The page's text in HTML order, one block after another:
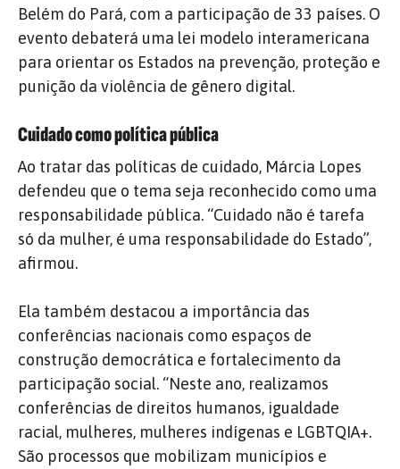
Belém do Pará, com a participação de 33 países. O
evento debaterá uma lei modelo interamericana
para orientar os Estados na prevenção, proteção e
punição da violência de gênero digital.
Cuidado como política pública
Ao tratar das políticas de cuidado, Márcia Lopes
defendeu que o tema seja reconhecido como uma
responsabilidade pública. “Cuidado não é tarefa
só da mulher, é uma responsabilidade do Estado”,
afirmou.
Ela também destacou a importância das
conferências nacionais como espaços de
construção democrática e fortalecimento da
participação social. “Neste ano, realizamos
conferências de direitos humanos, igualdade
racial, mulheres, mulheres indígenas e LGBTQIA+.
São processos que mobilizam municípios e